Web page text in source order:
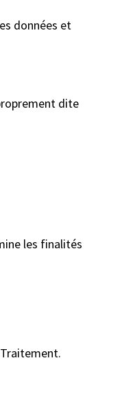
données et
dite
les finalités